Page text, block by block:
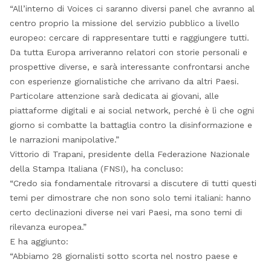
“All’interno di Voices ci saranno diversi panel che avranno al
centro proprio la missione del servizio pubblico a livello
europeo: cercare di rappresentare tutti e raggiungere tutti.
Da tutta Europa arriveranno relatori con storie personali e
prospettive diverse, e sarà interessante confrontarsi anche
con esperienze giornalistiche che arrivano da altri Paesi.
Particolare attenzione sarà dedicata ai giovani, alle
piattaforme digitali e ai social network, perché è lì che ogni
giorno si combatte la battaglia contro la disinformazione e
le narrazioni manipolative.”
Vittorio di Trapani, presidente della Federazione Nazionale
della Stampa Italiana (FNSI), ha concluso:
“Credo sia fondamentale ritrovarsi a discutere di tutti questi
temi per dimostrare che non sono solo temi italiani: hanno
certo declinazioni diverse nei vari Paesi, ma sono temi di
rilevanza europea.”
E ha aggiunto:
“Abbiamo 28 giornalisti sotto scorta nel nostro paese e